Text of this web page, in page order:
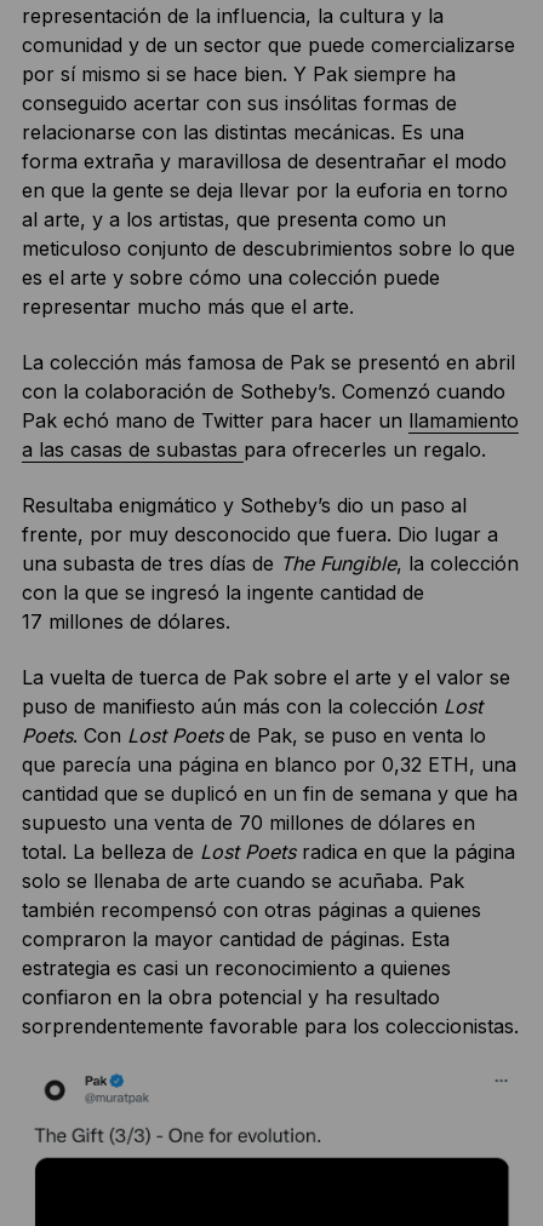
representación de la influencia, la cultura y la
comunidad y de un sector que puede comercializarse
por sí mismo si se hace bien. Y Pak siempre ha
conseguido acertar con sus insólitas formas de
relacionarse con las distintas mecánicas. Es una
forma extraña y maravillosa de desentrañar el modo
en que la gente se deja llevar por la euforia en torno
al arte, y a los artistas, que presenta como un
meticuloso conjunto de descubrimientos sobre lo que
es el arte y sobre cómo una colección puede
representar mucho más que el arte.
La colección más famosa de Pak se presentó en abril
con la colaboración de Sotheby’s. Comenzó cuando
Pak echó mano de Twitter para hacer un llamamiento
a las casas de subastas para ofrecerles un regalo.
Resultaba enigmático y Sotheby’s dio un paso al
frente, por muy desconocido que fuera. Dio lugar a
una subasta de tres días de The Fungible, la colección
con la que se ingresó la ingente cantidad de
17 millones de dólares.
La vuelta de tuerca de Pak sobre el arte y el valor se
puso de manifiesto aún más con la colección Lost
Poets. Con Lost Poetsde Pak, se puso en venta lo
que parecía una página en blanco por 0,32 ETH, una
cantidad que se duplicó en un fin de semana y que ha
supuesto una venta de 70 millones de dólares en
total. La belleza de Lost Poetsradica en que la página
solo se llenaba de arte cuando se acuñaba. Pak
también recompensó con otras páginas a quienes
compraron la mayor cantidad de páginas. Esta
estrategia es casi un reconocimiento a quienes
confiaron en la obra potencial y ha resultado
sorprendentemente favorable para los coleccionistas.